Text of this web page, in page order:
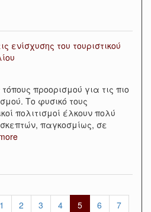
ενίσχυσης του τουριστικού
προορισμού για τις πιο
Το φυσικό τους
πολιτισμοί έλκουν πολύ
παγκοσμίως, σε
1 2 3 4 5 6
7